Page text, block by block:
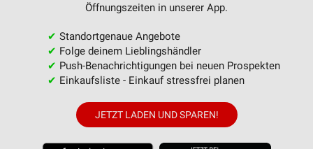
Öffnungszeiten in unserer App.
✔ Standortgenaue Angebote
✔ Folge deinem Lieblingshändler
✔ Push-Benachrichtigungen bei neuen Prospekten
✔ Einkaufsliste - Einkauf stressfrei planen
JETZT LADEN UND SPAREN!